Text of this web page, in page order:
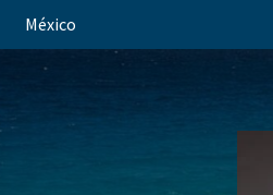
México